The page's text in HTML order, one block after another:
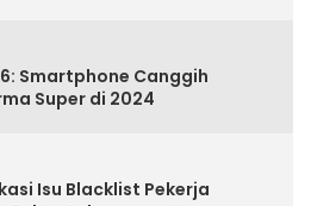
Smartphone Canggih
Super di 2024
Isu Blacklist Pekerja